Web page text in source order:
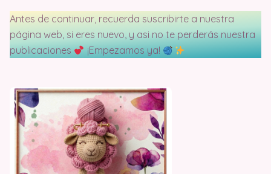
Antes de continuar, recuerda suscribirte a nuestra
página web, si eres nuevo, y asi no te perderás nuestra
publicaciones
¡Empezamos ya!